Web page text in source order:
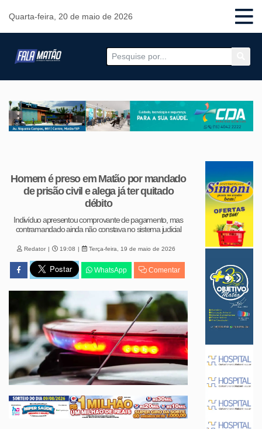
Quarta-feira, 20 de maio de 2026
Homem é preso em Matão por mandado
de prisão civil e alega já ter quitado
débito
Indivíduo apresentou comprovante de pagamento, mas
contramandado ainda não constava no sistema judicial
Redator 19:08 Terça-feira, 19 de maio de 2026
WhatsApp Comentar